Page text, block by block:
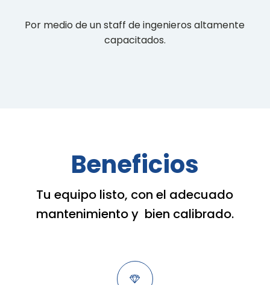
Por medio de un staff de ingenieros altamente
capacitados.
Beneficios
Tu equipo listo, con el adecuado
mantenimiento y bien calibrado.